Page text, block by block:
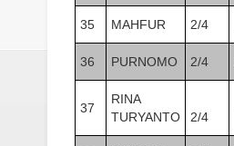
35 MAHFUR 2/4
36 PURNOMO 2/4
37
RINA
TURYANTO
2/4